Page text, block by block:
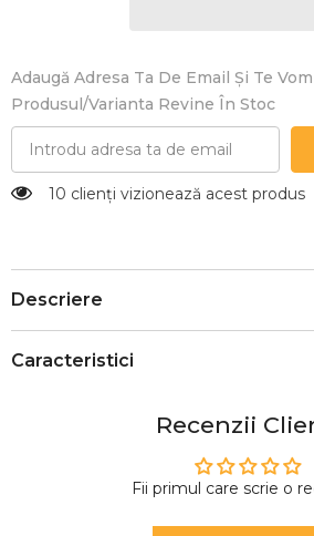
Adaugă Adresa Ta De Email Și Te
Produsul/varianta Revine În Stoc
10 clienți vizionează acest produs
Descriere
Caracteristici
Recenzii
Fii primul care scrie o